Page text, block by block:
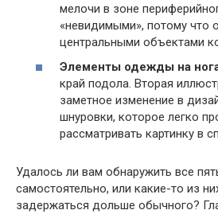
мелочи в зоне
«невидимыми», потому что
центральными объектами
Элементы одежды на
край подола. Вторая
заметное изменение в
шнуровки, которое легко
рассматривать картинку в
Удалось ли вам обнаружить все
самостоятельно, или какие-то из
задержаться дольше обычного?